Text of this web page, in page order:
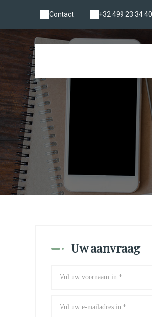
Contact +32 499 23 34 40
Uw aanvraag